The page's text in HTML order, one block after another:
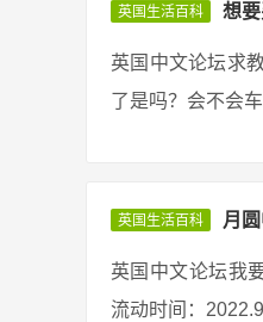
英国生活百科 想
英国中文论坛求
了是吗？会不会
英国生活百科 月
英国中文论坛我
流动时间：